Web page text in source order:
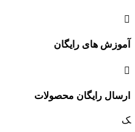
آموزش های رایگان
ارسال رایگان محصولات